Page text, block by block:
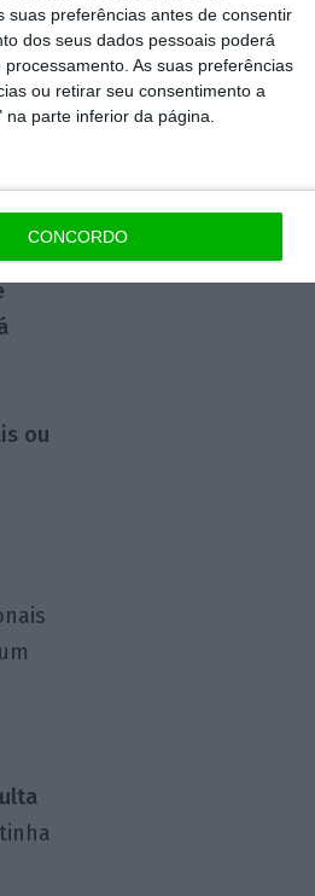
preferências antes de consentir
dos seus dados pessoais poderá
As suas preferências
ou retirar seu consentimento a
parte inferior da página.
CONCORDO
de
ou